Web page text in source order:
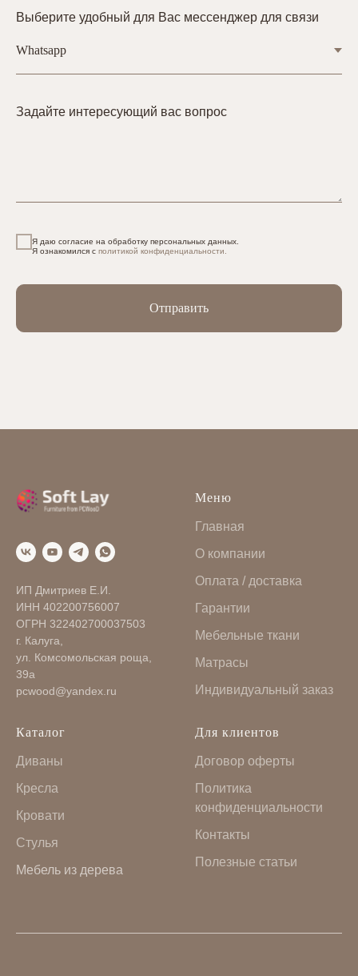
Выберите удобный для Вас мессенджер для связи
Задайте интересующий вас вопрос
Я даю согласие на обработку персональных данных.
Я ознакомился с политикой конфиденциальности.
Отправить
ИП Дмитриев Е.И.
ИНН 402200756007
ОГРН 322402700037503
г. Калуга,
ул. Комсомольская роща,
39а
pcwood@yandex.ru
Меню
Главная
О компании
Оплата / доставка
Гарантии
Мебельные ткани
Матрасы
Индивидуальный заказ
Каталог
Диваны
Кресла
Кровати
Стулья
Мебель из дерева
Для клиентов
Договор оферты
Политика
конфиденциальности
Контакты
Полезные статьи